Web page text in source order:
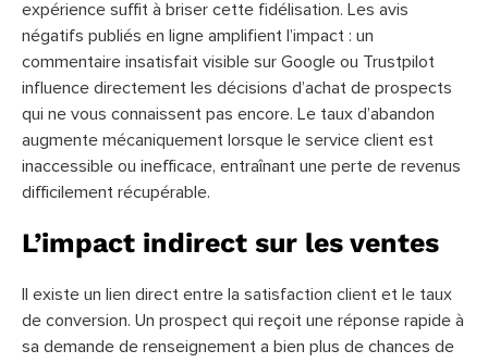
expérience suffit à briser cette fidélisation. Les avis
négatifs publiés en ligne amplifient l’impact : un
commentaire insatisfait visible sur Google ou Trustpilot
influence directement les décisions d’achat de prospects
qui ne vous connaissent pas encore. Le taux d’abandon
augmente mécaniquement lorsque le service client est
inaccessible ou inefficace, entraînant une perte de revenus
difficilement récupérable.
L’impact indirect sur les ventes
Il existe un lien direct entre la satisfaction client et le taux
de conversion. Un prospect qui reçoit une réponse rapide à
sa demande de renseignement a bien plus de chances de